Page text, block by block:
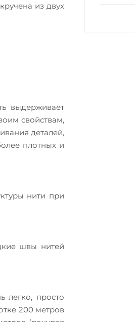
из двух
выдерживает
свойствам,
деталей,
плотных и
нити при
швы нитей
легко, просто
200 метров